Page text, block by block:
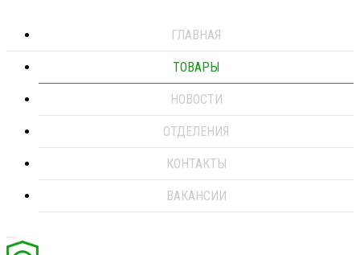
ГЛАВНАЯ
ТОВАРЫ
НОВОСТИ
ОТДЕЛЕНИЯ
КОНТАКТЫ
ВАКАНСИИ